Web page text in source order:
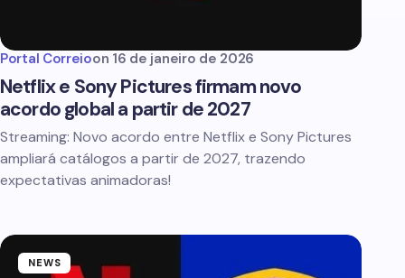
Portal Correioon 16 de janeiro de 2026
Netflix e Sony Pictures firmam novo
acordo global a partir de 2027
Streaming: Novo acordo entre Netflix e Sony Pictures
ampliará catálogos a partir de 2027, trazendo
expectativas animadoras!
NEWS